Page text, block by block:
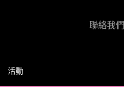
活動
聯絡我們